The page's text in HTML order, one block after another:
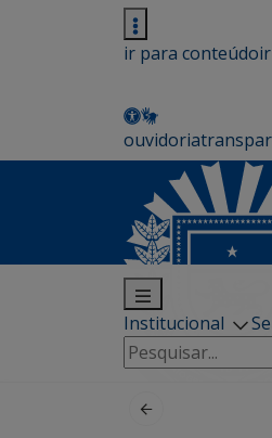
ir para conteúdo
ouvidoria
Institucional
Pesquisar
por: